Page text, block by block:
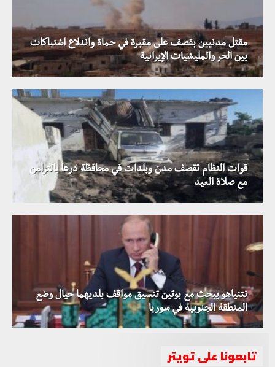
مقتل مدنيين بقصف على مقبرة في حماة واندلاع اشتباكات
بين الحر والمليشيات الإيرانية
قوات النظام تقصف مدن وبلدات في محافظة درعا بالتزامن
مع صلاة العيد
نتنياهو يبحث مع بوتين تنسيق مواقف بلديهما حيال وضع
المنطقة الجنوبية في سوريا
تابعونا على تويتر